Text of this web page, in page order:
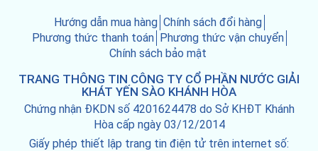
Hướng dẫn mua hàng Chính sách đổi hàng
Phương thức thanh toán Phương thức vận chuyển
Chính sách bảo mật
TRANG THÔNG TIN CÔNG TY CỔ PHẦN NƯỚC GIẢI
KHÁT YẾN SÀO KHÁNH HÒA
Chứng nhận ĐKDN số 4201624478 do Sở KHĐT Khánh
Hòa cấp ngày 03/12/2014
Giấy phép thiết lập trang tin điện tử trên internet số: